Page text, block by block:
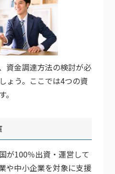
資金調達方法の検討が必
ょう。ここでは4つの資
が100％出資・運営して
や中小企業を対象に支援